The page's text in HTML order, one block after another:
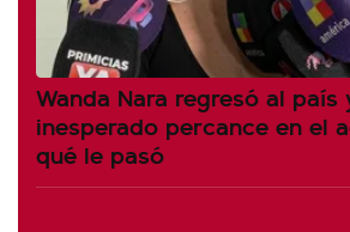
Wanda Nara regresó al país
inesperado percance en el
qué le pasó